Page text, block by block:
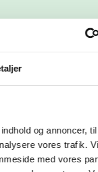
og annoncer,
vores trafik.
med vores